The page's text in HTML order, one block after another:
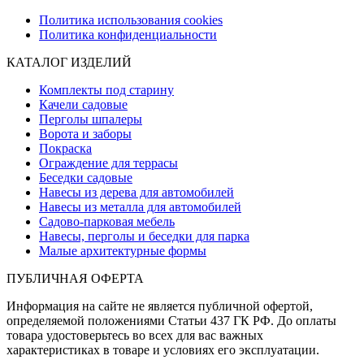
Политика использования cookies
Политика конфиденциальности
КАТАЛОГ ИЗДЕЛИЙ
Комплекты под старину
Качели садовые
Перголы шпалеры
Ворота и заборы
Покраска
Ограждение для террасы
Беседки садовые
Навесы из дерева для автомобилей
Навесы из металла для автомобилей
Садово-парковая мебель
Навесы, перголы и беседки для парка
Малые архитектурные формы
ПУБЛИЧНАЯ ОФЕРТА
Информация на сайте не является публичной офертой,
определяемой положениями Статьи 437 ГК РФ. До оплаты
товара удостоверьтесь во всех для вас важных
характеристиках в товаре и условиях его эксплуатации.